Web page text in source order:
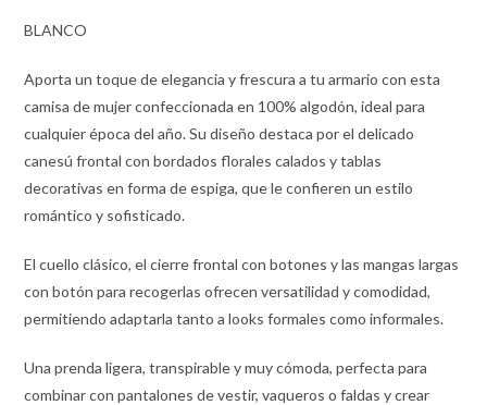
BLANCO
Aporta un toque de elegancia y frescura a tu armario con esta
camisa de mujer confeccionada en 100% algodón, ideal para
cualquier época del año. Su diseño destaca por el delicado
canesú frontal con bordados florales calados y tablas
decorativas en forma de espiga, que le confieren un estilo
romántico y sofisticado.
El cuello clásico, el cierre frontal con botones y las mangas largas
con botón para recogerlas ofrecen versatilidad y comodidad,
permitiendo adaptarla tanto a looks formales como informales.
Una prenda ligera, transpirable y muy cómoda, perfecta para
combinar con pantalones de vestir, vaqueros o faldas y crear